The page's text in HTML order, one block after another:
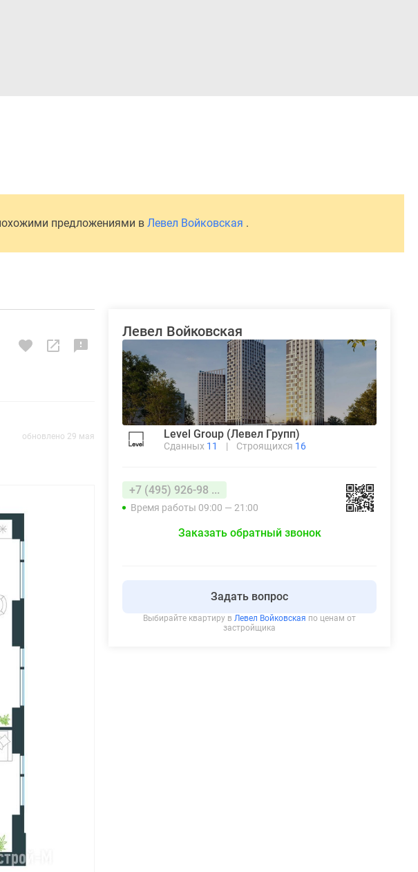
предложениями в Левел Войковская .
обновлено 29 мая
Левел Войковская
Level Group (Левел Групп)
Сданных 11 | Строящихся 16
+7 (495) 926-98 ...
Время работы 09:00 — 21:00
Заказать обратный звонок
Задать вопрос
Выбирайте квартиру в Левел Войковская по ценам от
застройщика